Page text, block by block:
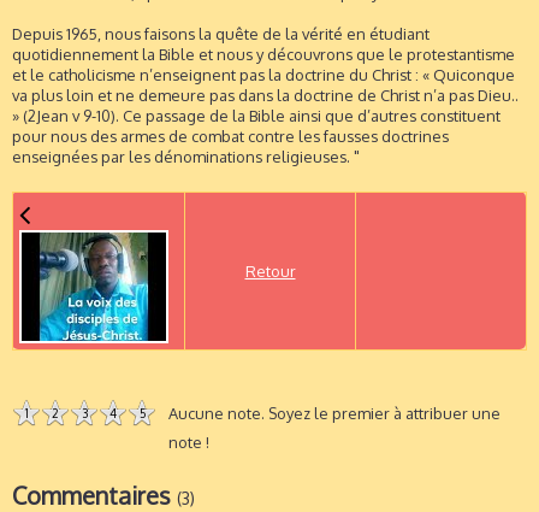
Depuis 1965, nous faisons la quête de la vérité en étudiant
quotidiennement la Bible et nous y découvrons que le protestantisme
et le catholicisme n’enseignent pas la doctrine du Christ : « Quiconque
va plus loin et ne demeure pas dans la doctrine de Christ n’a pas Dieu..
» (2Jean v 9-10). Ce passage de la Bible ainsi que d’autres constituent
pour nous des armes de combat contre les fausses doctrines
enseignées par les dénominations religieuses. "
Retour
1 2 3 4 5
Aucune note. Soyez le premier à attribuer une
note !
Commentaires (3)